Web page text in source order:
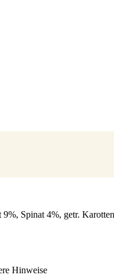
9%, Spinat 4%, getr.
Hinweise